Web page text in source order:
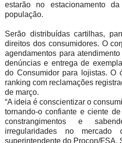
estarão no estacionamento
população.
Serão distribuídas cartilhas,
direitos dos consumidores. O
agendamentos para
denúncias e entrega de
do Consumidor para lojistas. O
ranking com reclamações
de março.
“A ideia é conscientizar o
tornando-o confiante e ciente
constrangimentos e
irregularidades no mercado
superintendente do Procon/FSA,